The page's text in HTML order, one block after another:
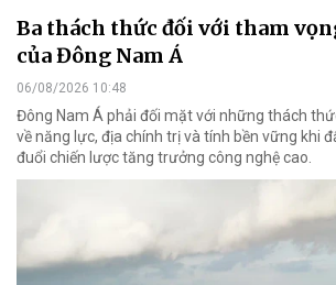
Ba thách thức đối với tham
của Đông Nam Á
06/08/2026 10:48
Đông Nam Á phải đối mặt với những thách
về năng lực, địa chính trị và tính bền vững khi
đuổi chiến lược tăng trưởng công nghệ cao.